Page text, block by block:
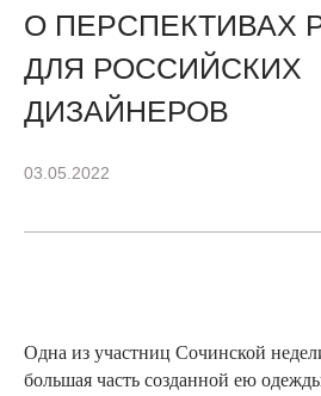
О ПЕРСПЕКТИВАХ
ДЛЯ РОССИЙСКИХ
ДИЗАЙНЕРОВ
03.05.2022
Одна из участниц Сочинской
большая часть созданной ею